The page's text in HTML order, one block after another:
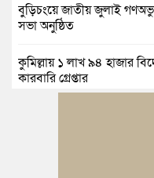
বুড়িচংয়ে জাতীয় জুলাই
সভা অনুষ্ঠিত
কুমিল্লায় ১ লাখ ৯৪ হাজার
কারবারি গ্রেপ্তার